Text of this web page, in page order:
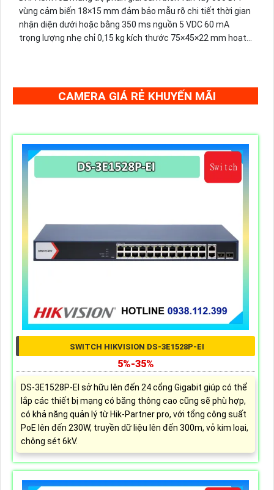
vùng cảm biến 18×15 mm đảm bảo mẫu rõ chi tiết thời gian
nhận diện dưới hoặc bằng 350 ms nguồn 5 VDC 60 mA
trọng lượng nhẹ chỉ 0,15 kg kích thước 75×45×22 mm hoạt
CAMERA GIÁ RẺ KHUYẾN MÃI
SWITCH HIKVISION DS-3E1528P-EI
5%-35%
DS-3E1528P-EI sở hữu lên đến 24 cổng Gigabit giúp có thể
lắp các thiết bị mạng có băng thông cao cũng sẽ phù hợp,
có khả năng quản lý từ Hik-Partner pro, với tổng công suất
PoE lên đến 230W, truyền dữ liệu lên đến 300m, vỏ kim loại,
chông sét 6kV.